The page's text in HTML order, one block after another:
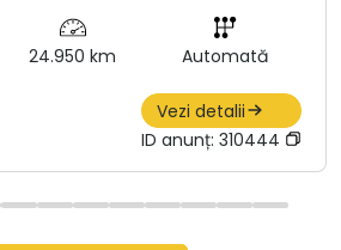
24.950 km Automată
Vezi detalii
ID anunț: 310444